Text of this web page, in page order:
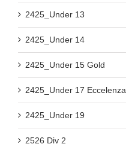
2425_Under 13
2425_Under 14
2425_Under 15 Gold
2425_Under 17 Eccelenza
2425_Under 19
2526 Div 2